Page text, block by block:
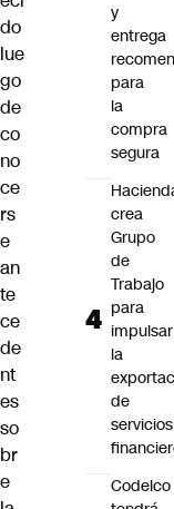
do
lue
go
de
co
no
ce
rs
e
an
te
ce
de
nt
es
so
br
e
y
entrega
para
la
compra
segura
crea
Grupo
de
Trabajo
para
impulsar
la
de
servicios
Codelco